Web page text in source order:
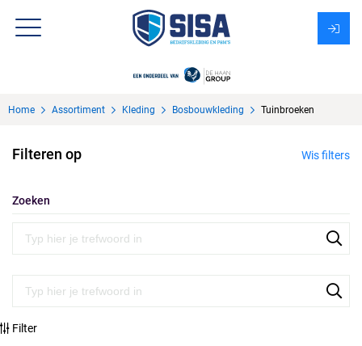
Over Sisa
KMS
Uitzendbureau?
Home Assortiment Kleding Bosbouwkleding Tuinbroeken
Filteren op Wis filters
Zoeken
Filter